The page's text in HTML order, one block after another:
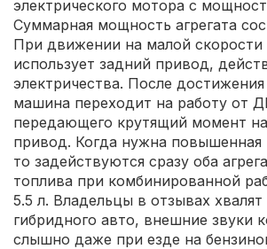
электрического мотора с
Суммарная мощность агрегата
При движении на малой скорости
использует задний привод,
электричества. После
машина переходит на работу от
передающего крутящий момент
привод. Когда нужна повышенная
то задействуются сразу оба
топлива при комбинированной
5.5 л. Владельцы в отзывах
гибридного авто, внешние звуки
слышно даже при езде на